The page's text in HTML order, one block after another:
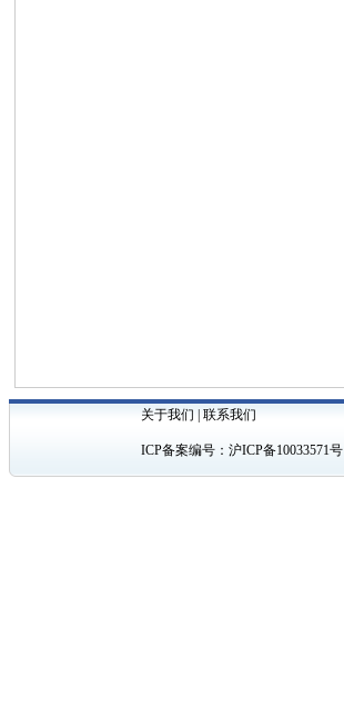
关于我们 |联系我们
ICP备案编号：沪ICP备10033571号